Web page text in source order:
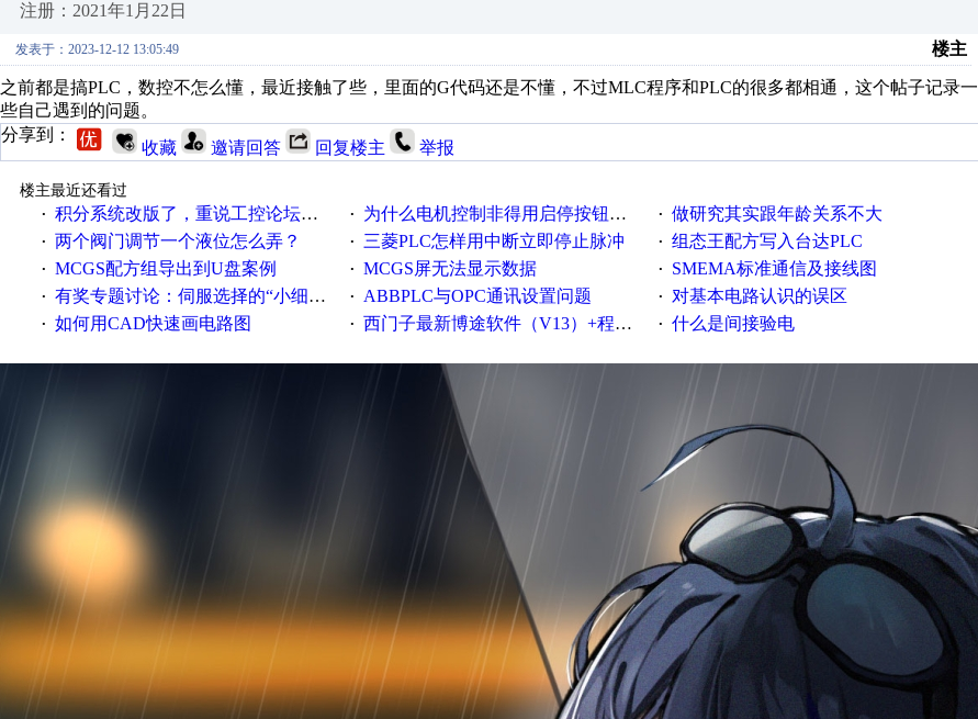
注册：2021年1月22日
发表于：2023-12-12 13:05:49 楼主
之前都是搞PLC，数控不怎么懂，最近接触了些，里面的G代码还是不懂，不过MLC程序和PLC的很多都相通，这个帖子记录一
些自己遇到的问题。
分享到：
收藏 邀请回答 回复楼主 举报
楼主最近还看过
· 积分系统改版了，重说工控论坛积分那点事儿…… · 为什么电机控制非得用启停按钮，而不用空气断路器 · 做研究其实跟年龄关系不大
· 两个阀门调节一个液位怎么弄？ · 三菱PLC怎样用中断立即停止脉冲 · 组态王配方写入台达PLC
· MCGS配方组导出到U盘案例 · MCGS屏无法显示数据 · SMEMA标准通信及接线图
· 有奖专题讨论：伺服选择的“小细节大学问” · ABBPLC与OPC通讯设置问题 · 对基本电路认识的误区
· 如何用CAD快速画电路图 · 西门子最新博途软件（V13）+程序实例！ · 什么是间接验电